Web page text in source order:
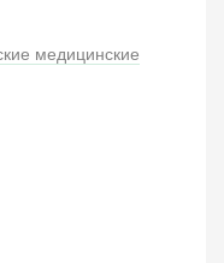
медицинские